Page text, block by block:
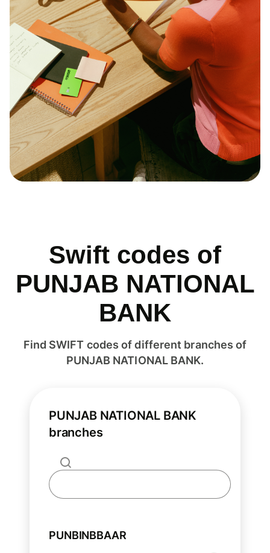
Swift codes of
PUNJAB NATIONAL
BANK
Find SWIFT codes of different branches of
PUNJAB NATIONAL BANK.
PUNJAB NATIONAL BANK
branches
PUNBINBBAAR